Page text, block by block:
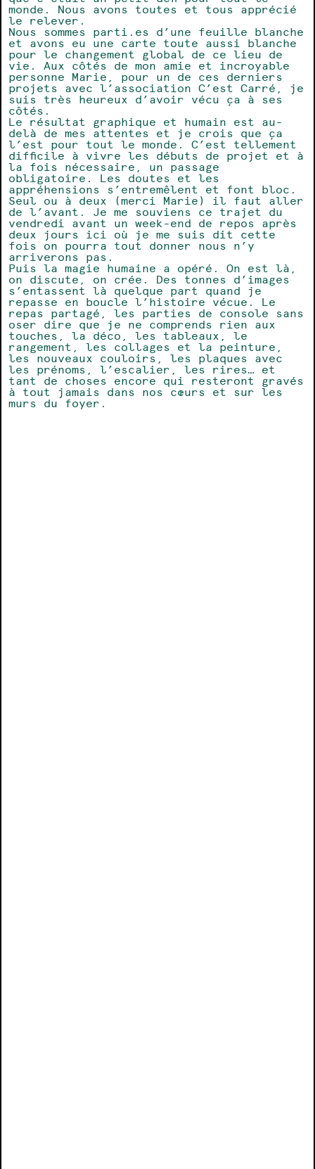
monde. Nous avons toutes et tous apprécié
le relever.
Nous sommes parti.es d’une feuille blanche
et avons eu une carte toute aussi blanche
pour le changement global de ce lieu de
vie. Aux côtés de mon amie et incroyable
personne Marie, pour un de ces derniers
projets avec l’association C’est Carré, je
suis très heureux d’avoir vécu ça à ses
côtés.
Le résultat graphique et humain est au-
delà de mes attentes et je crois que ça
l’est pour tout le monde. C’est tellement
difficile à vivre les débuts de projet et à
la fois nécessaire, un passage
obligatoire. Les doutes et les
appréhensions s’entremêlent et font bloc.
Seul ou à deux (merci Marie) il faut aller
de l’avant. Je me souviens ce trajet du
vendredi avant un week-end de repos après
deux jours ici où je me suis dit cette
fois on pourra tout donner nous n’y
arriverons pas.
Puis la magie humaine a opéré. On est là,
on discute, on crée. Des tonnes d’images
s’entassent là quelque part quand je
repasse en boucle l’histoire vécue. Le
repas partagé, les parties de console sans
oser dire que je ne comprends rien aux
touches, la déco, les tableaux, le
rangement, les collages et la peinture,
les nouveaux couloirs, les plaques avec
les prénoms, l’escalier, les rires… et
tant de choses encore qui resteront gravés
à tout jamais dans nos cœurs et sur les
murs du foyer.